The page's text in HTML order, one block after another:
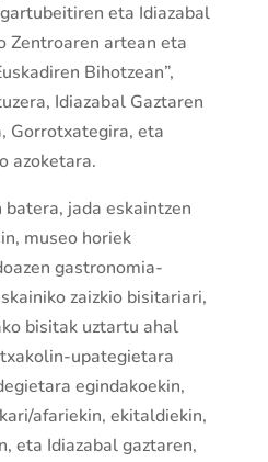
eta Idiazabal
Zentroaren artean eta
Bihotzean”,
Idiazabal Gaztaren
Gorrotxategira, eta
azoketara.
jada eskaintzen
museo horiek
gastronomia-
zaizkio bisitariari,
bisitak uztartu ahal
upategietara
egindakoekin,
afariekin, ekitaldiekin,
eta Idiazabal gaztaren,